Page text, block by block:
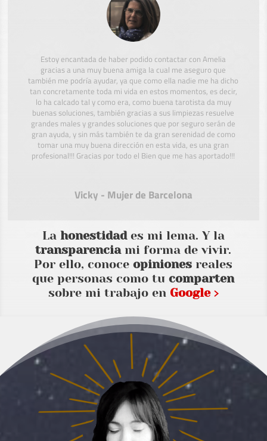
Estoy encantada de haber podido contactar con Amelia
gracias a una muy buena amiga la cual me aseguro que
también me podría ayudar, ya que como ella nadie me ha dicho
tan concretamente toda mi vida en estos momentos, es decir,
lo ha calcado tal y como era, como buena tarotista da muy
buenas soluciones, también gracias a sus limpiezas resuelve
grandes males y grandes soluciones que por seguro serán de
gran ayuda, y sin más también te da gran serenidad de como
tomar una muy buena dirección en esta vida, es una gran
profesional!!! Gracias por todo el Bien que me has aportado!!!
Vicky - Mujer de Barcelona
La honestidades mi lema. Y la
transparenciami forma de vivir.
Por ello, conoceopiniones reales
que personas como tucomparten
sobre mi trabajo en Google ›